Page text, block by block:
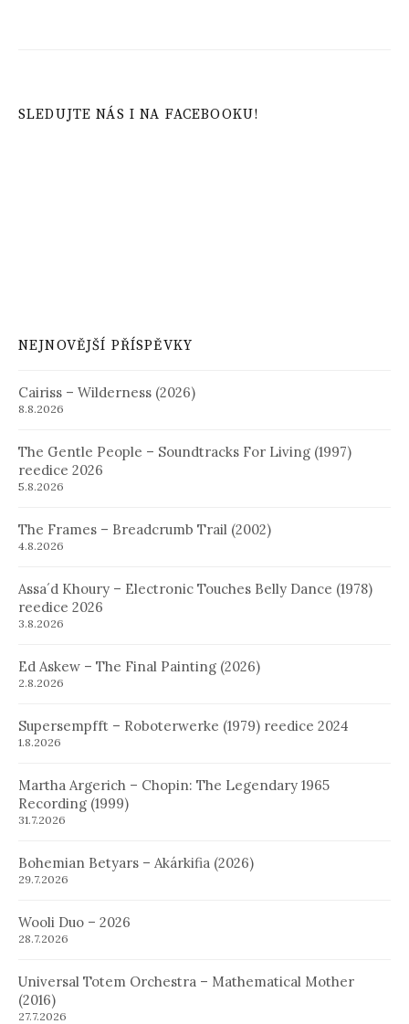
SLEDUJTE NÁS I NA FACEBOOKU!
NEJNOVĚJŠÍ PŘÍSPĚVKY
Cairiss – Wilderness (2026)
8.8.2026
The Gentle People – Soundtracks For Living (1997)
reedice 2026
5.8.2026
The Frames – Breadcrumb Trail (2002)
4.8.2026
Assa´d Khoury – Electronic Touches Belly Dance (1978)
reedice 2026
3.8.2026
Ed Askew – The Final Painting (2026)
2.8.2026
Supersempfft – Roboterwerke (1979) reedice 2024
1.8.2026
Martha Argerich – Chopin: The Legendary 1965
Recording (1999)
31.7.2026
Bohemian Betyars – Akárkifia (2026)
29.7.2026
Wooli Duo – 2026
28.7.2026
Universal Totem Orchestra – Mathematical Mother
(2016)
27.7.2026